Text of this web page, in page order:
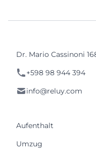
Dr. Mario Cassinoni
+598 98 944 394
info@reluy.com
Aufenthalt
Umzug